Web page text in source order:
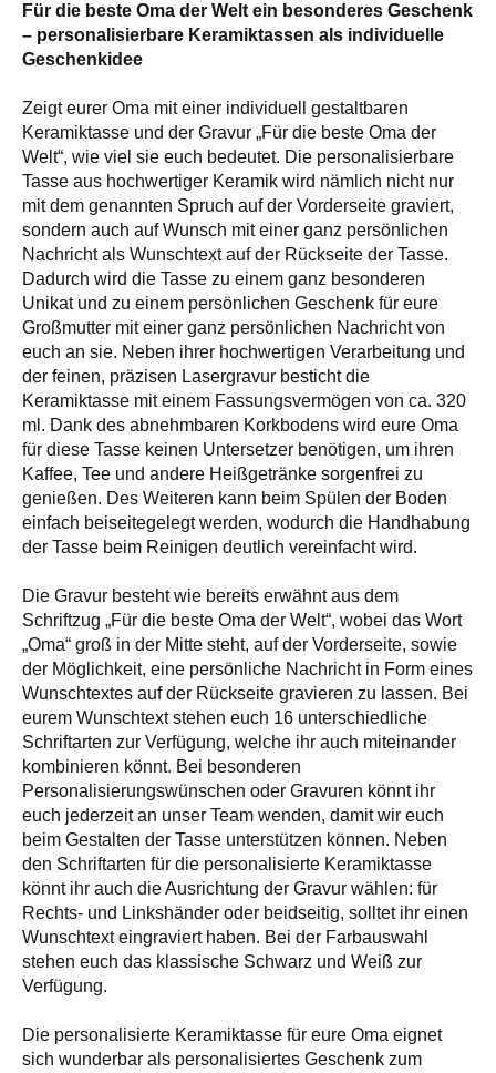
Für die beste Oma der Welt ein besonderes Geschenk
– personalisierbare Keramiktassen als individuelle
Geschenkidee
Zeigt eurer Oma mit einer individuell gestaltbaren
Keramiktasse und der Gravur „Für die beste Oma der
Welt“, wie viel sie euch bedeutet. Die personalisierbare
Tasse aus hochwertiger Keramik wird nämlich nicht nur
mit dem genannten Spruch auf der Vorderseite graviert,
sondern auch auf Wunsch mit einer ganz persönlichen
Nachricht als Wunschtext auf der Rückseite der Tasse.
Dadurch wird die Tasse zu einem ganz besonderen
Unikat und zu einem persönlichen Geschenk für eure
Großmutter mit einer ganz persönlichen Nachricht von
euch an sie. Neben ihrer hochwertigen Verarbeitung und
der feinen, präzisen Lasergravur besticht die
Keramiktasse mit einem Fassungsvermögen von ca. 320
ml. Dank des abnehmbaren Korkbodens wird eure Oma
für diese Tasse keinen Untersetzer benötigen, um ihren
Kaffee, Tee und andere Heißgetränke sorgenfrei zu
genießen. Des Weiteren kann beim Spülen der Boden
einfach beiseitegelegt werden, wodurch die Handhabung
der Tasse beim Reinigen deutlich vereinfacht wird.
Die Gravur besteht wie bereits erwähnt aus dem
Schriftzug „Für die beste Oma der Welt“, wobei das Wort
„Oma“ groß in der Mitte steht, auf der Vorderseite, sowie
der Möglichkeit, eine persönliche Nachricht in Form eines
Wunschtextes auf der Rückseite gravieren zu lassen. Bei
eurem Wunschtext stehen euch 16 unterschiedliche
Schriftarten zur Verfügung, welche ihr auch miteinander
kombinieren könnt. Bei besonderen
Personalisierungswünschen oder Gravuren könnt ihr
euch jederzeit an unser Team wenden, damit wir euch
beim Gestalten der Tasse unterstützen können. Neben
den Schriftarten für die personalisierte Keramiktasse
könnt ihr auch die Ausrichtung der Gravur wählen: für
Rechts- und Linkshänder oder beidseitig, solltet ihr einen
Wunschtext eingraviert haben. Bei der Farbauswahl
stehen euch das klassische Schwarz und Weiß zur
Verfügung.
Die personalisierte Keramiktasse für eure Oma eignet
sich wunderbar als personalisiertes Geschenk zum